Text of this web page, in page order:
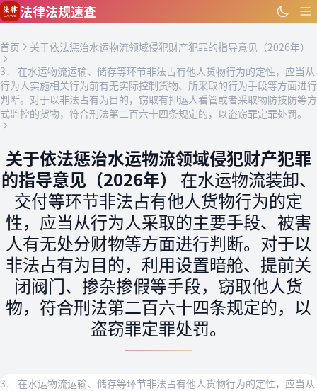
跳到主要内容
法律法规速查
首页
关于依法惩治水运物流领域侵犯财产犯罪的指导意见（2026年）
3． 在水运物流运输、储存等环节非法占有他人货物行为的定性，应当从
行为人实施相关行为前有无实际控制货物、所采取的行为手段等方面进行
判断。对于以非法占有为目的，窃取有押运人看管或者采取物防技防等方
式监控的货物，符合刑法第二百六十四条规定的，以盗窃罪定罪处罚。
关于依法惩治水运物流领域侵犯财产犯罪
的指导意见（2026年） 在水运物流装卸、
交付等环节非法占有他人货物行为的定
性，应当从行为人采取的主要手段、被害
人有无处分财物等方面进行判断。对于以
非法占有为目的，利用设置暗舱、提前关
闭阀门、掺杂掺假等手段，窃取他人货
物，符合刑法第二百六十四条规定的，以
盗窃罪定罪处罚。
3． 在水运物流运输、储存等环节非法占有他人货物行为的定性，应当从